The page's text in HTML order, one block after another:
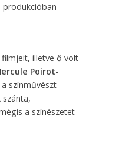
produkcióban
filmjeit, illetve ő volt
Poirot-
színművészt
a színészetet